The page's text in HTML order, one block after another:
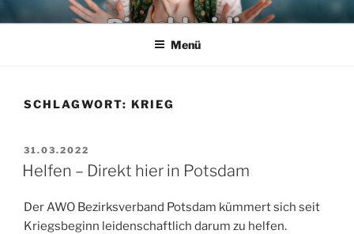
InhaltPIRSCHHEIDI – SCHLAGER
AUS POTSDAM – DIE FRANK
SHOW
Wir leben den Schlager
Menü
SCHLAGWORT: KRIEG
VERÖFFENTLICHT
AM
31.03.2022
Helfen – Direkt hier in Potsdam
Der AWO Bezirksverband Potsdam kümmert sich seit
Kriegsbeginn leidenschaftlich darum zu helfen.